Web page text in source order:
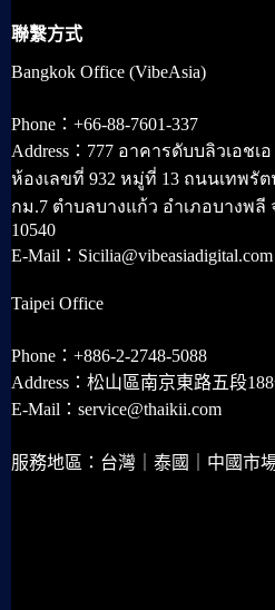
聯繫方式
Bangkok Office (VibeAsia)
Phone：+66-88-7601-337
Address：777 อาคารดับบลิวเอชเ
ห้องเลขที่ 932 หมู่ที่ 13 ถนนเทพรั
กม.7 ตำบลบางแก้ว อำเภอบางพลี
10540
E-Mail：Sicilia@vibeasiadigital.com
Taipei Office
Phone：+886-2-2748-5088
Address：松山區南京東路五段
E-Mail：service@thaikii.com
服務地區：台灣｜泰國｜中國市